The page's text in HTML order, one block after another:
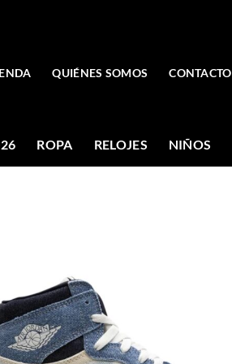
QUIÉNES SOMOS CONTACTO
ROPA RELOJES NIÑOS